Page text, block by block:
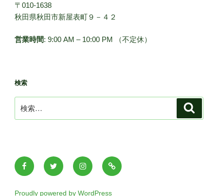
〒010-1638
秋田県秋田市新屋表町９－４２
営業時間: 9:00 AM – 10:00 PM （不定休）
検索
索:
FacebookTwitter Instagram
メ
ー
Proudly powered by WordPress